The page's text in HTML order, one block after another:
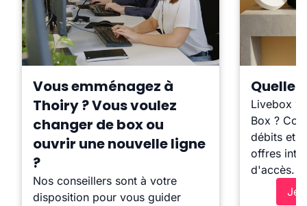
Vous emménagez à
Thoiry ? Vous voulez
changer de box ou
ouvrir une nouvelle ligne
?
Nos conseillers sont à votre
disposition pour vous guider
Quelle
Livebox ?
Box ?
débits et
offres
d'accès.
Je